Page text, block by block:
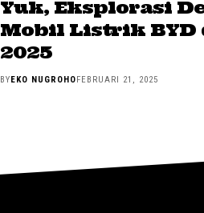
Yuk, Eksplorasi
Mobil Listrik BYD
2025
BY EKO NUGROHO FEBRUARI 21, 2025